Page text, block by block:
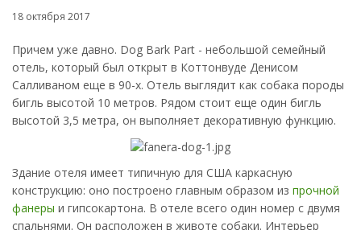
18 октября 2017
Причем уже давно. Dog Bark Part - небольшой семейный
отель, который был открыт в Коттонвуде Денисом
Салливаном еще в 90-х. Отель выглядит как собака породы
бигль высотой 10 метров. Рядом стоит еще один бигль
высотой 3,5 метра, он выполняет декоративную функцию.
Здание отеля имеет типичную для США каркасную
конструкцию: оно построено главным образом из прочной
фанеры и гипсокартона. В отеле всего один номер с двумя
спальнями. Он расположен в животе собаки. Интерьер